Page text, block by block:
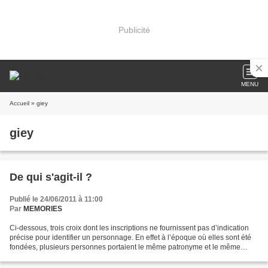
Publicité
MENU
Accueil » giey
giey
De qui s'agit-il ?
Publié le 24/06/2011 à 11:00
Par MEMORIES
Ci-dessous, trois croix dont les inscriptions ne fournissent pas d’indication
précise pour identifier un personnage. En effet à l’époque où elles sont été
fondées, plusieurs personnes portaient le même patronyme et le même